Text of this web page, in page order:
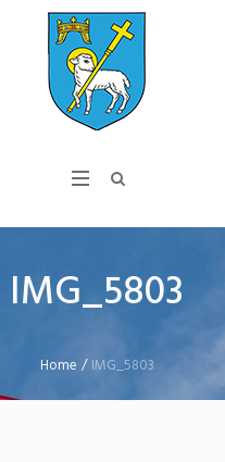
IMG_5803
Home /IMG_5803